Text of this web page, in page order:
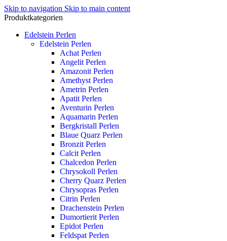
Skip to navigation Skip to main content
Produktkategorien
Edelstein Perlen
Edelstein Perlen
Achat Perlen
Angelit Perlen
Amazonit Perlen
Amethyst Perlen
Ametrin Perlen
Apatit Perlen
Aventurin Perlen
Aquamarin Perlen
Bergkristall Perlen
Blaue Quarz Perlen
Bronzit Perlen
Calcit Perlen
Chalcedon Perlen
Chrysokoll Perlen
Cherry Quarz Perlen
Chrysopras Perlen
Citrin Perlen
Drachenstein Perlen
Dumortierit Perlen
Epidot Perlen
Feldspat Perlen